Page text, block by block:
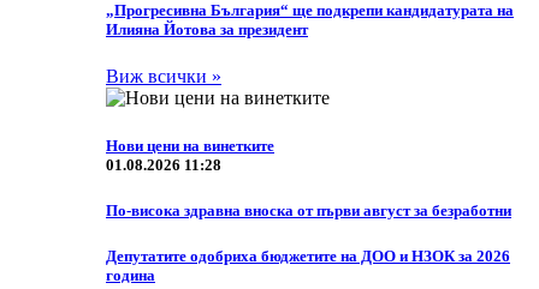
„Прогресивна България“ ще подкрепи кандидатурата на
Илияна Йотова за президент
Виж всички »
Нови цени на винетките
01.08.2026 11:28
По-висока здравна вноска от първи август за безработни
Депутатите одобриха бюджетите на ДОО и НЗОК за 2026
година